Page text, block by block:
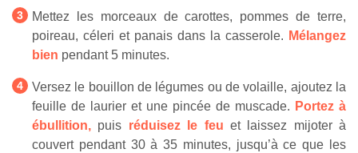
Mettez les morceaux de carottes, pommes de terre,
poireau, céleri et panais dans la casserole. Mélangez
bien pendant 5 minutes.
Versez le bouillon de légumes ou de volaille, ajoutez la
feuille de laurier et une pincée de muscade. Portez à
ébullition, puis réduisez le feu et laissez mijoter à
couvert pendant 30 à 35 minutes, jusqu’à ce que les